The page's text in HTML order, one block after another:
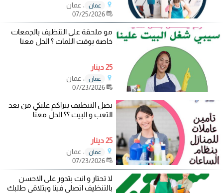
عمان
، عمان
07/25/2026
مو ملحقة على التنظيف بالجمعات
خاصة بوقت اللمات ؟ الحل معنا
25 دينار
عمان
، عمان
07/23/2026
بضل التنظيف يتراكم عليكي من بعد
التعب و البيت ؟؟ الحل معنا
25 دينار
عمان
، عمان
07/23/2026
لا تحتار و انت بتدور على الاحسن
بالتنظيف اتصلي فينا وبتلاقي طلبك